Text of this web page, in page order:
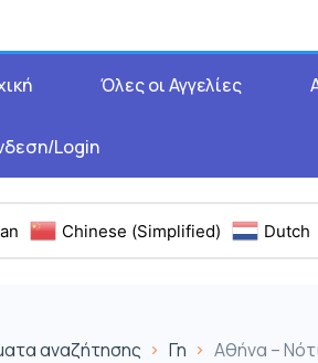
Όλες οι Αγγελίες
Login
Chinese (Simplified) Dutch
αναζήτησης Γη Αθήνα –